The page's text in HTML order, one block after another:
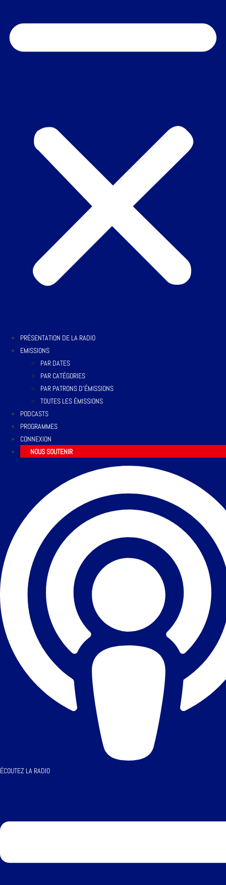
PRÉSENTATION DE LA RADIO
EMISSIONS
PAR DATES
PAR CATÉGORIES
PAR PATRONS D’ÉMISSIONS
TOUTES LES ÉMISSIONS
PODCASTS
PROGRAMMES
CONNEXION
NOUS SOUTENIR
ÉCOUTEZ LA RADIO